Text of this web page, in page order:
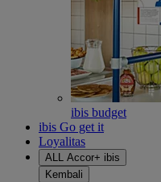
ibis budget
ibis Go get it
Loyalitas
ALL Accor+ ibis
Kembali